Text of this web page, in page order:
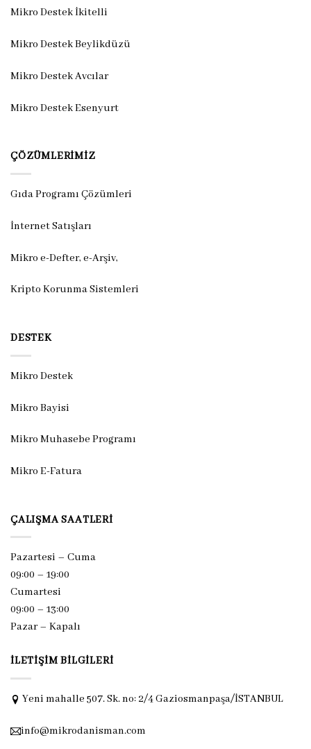
Mikro Destek İkitelli
Mikro Destek Beylikdüzü
Mikro Destek Avcılar
Mikro Destek Esenyurt
ÇÖZÜMLERIMIZ
Gıda Programı Çözümleri
İnternet Satışları
Mikro e-Defter, e-Arşiv,
Kripto Korunma Sistemleri
DESTEK
Mikro Destek
Mikro Bayisi
Mikro Muhasebe Programı
Mikro E-Fatura
ÇALIŞMA SAATLERI
Pazartesi – Cuma
09:00 – 19:00
Cumartesi
09:00 – 13:00
Pazar – Kapalı
İLETIŞIM BILGILERI
Yeni mahalle 507. Sk. no: 2/4 Gaziosmanpaşa/İSTANBUL
info@mikrodanisman.com